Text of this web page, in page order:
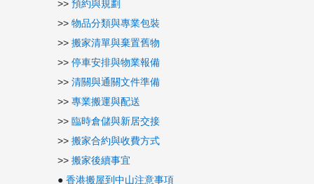
>> 預約與規劃
>> 物品分類與專業包裝
>> 搬家清單與棄置舊物
>> 停車安排與物業報備
>> 清關與通關文件準備
>> 專業搬運與配送
>> 臨時倉儲與新居交接
>> 搬家合約與收費方式
>> 搬家後續事宜
● 香港搬屋到中山注意事項